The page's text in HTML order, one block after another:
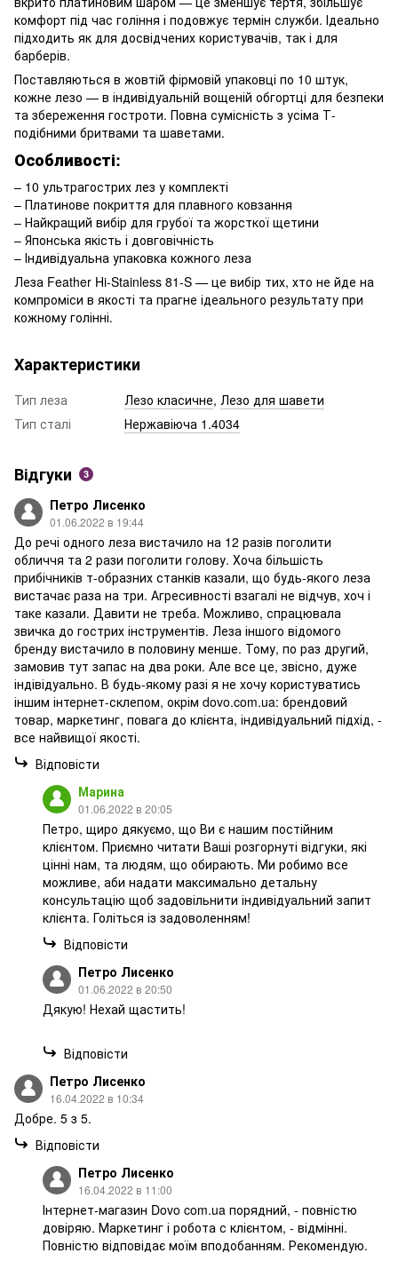
комфорт під час гоління і подовжує термін служби. Ідеально
підходить як для досвідчених користувачів, так і для
барберів.
Поставляються в жовтій фірмовій упаковці по 10 штук,
кожне лезо — в індивідуальній вощеній обгортці для безпеки
та збереження гостроти. Повна сумісність з усіма Т-
подібними бритвами та шаветами.
Особливості:
– 10 ультрагострих лез у комплекті
– Платинове покриття для плавного ковзання
– Найкращий вибір для грубої та жорсткої щетини
– Японська якість і довговічність
– Індивідуальна упаковка кожного леза
Леза Feather Hi-Stainless 81-S — це вибір тих, хто не йде на
компроміси в якості та прагне ідеального результату при
кожному голінні.
Характеристики
Тип леза Лезо класичне, Лезо для шавети
Тип сталі
Нержавіюча 1.4034
Відгуки 3
Петро Лисенко
01.06.2022 в 19:44
До речі одного леза вистачило на 12 разів поголити
обличчя та 2 рази поголити голову. Хоча більшість
прибічників т-образних станків казали, що будь-якого леза
вистачає раза на три. Агресивності взагалі не відчув, хоч і
таке казали. Давити не треба. Можливо, спрацювала
звичка до гострих інструментів. Леза іншого відомого
бренду вистачило в половину менше. Тому, по раз другий,
замовив тут запас на два роки. Але все це, звісно, дуже
індівідуально. В будь-якому разі я не хочу користуватись
іншим інтернет-склепом, окрім dovo.com.ua: брендовий
товар, маркетинг, повага до клієнта, індивідуальний підхід, -
все найвищої якості.
Відповісти
Марина
01.06.2022 в 20:05
Петро, щиро дякуємо, що Ви є нашим постійним
клієнтом. Приємно читати Ваші розгорнуті відгуки, які
цінні нам, та людям, що обирають. Ми робимо все
можливе, аби надати максимально детальну
консультацію щоб задовільнити індивідуальний запит
клієнта. Голіться із задоволенням!
Відповісти
Петро Лисенко
01.06.2022 в 20:50
Дякую! Нехай щастить!
Відповісти
Петро Лисенко
16.04.2022 в 10:34
Добре. 5 з 5.
Відповісти
Петро Лисенко
16.04.2022 в 11:00
Інтернет-магазин Dovo com.ua порядний, - повністю
довіряю. Маркетинг і робота с клієнтом, - відмінні.
Повністю відповідає моїм вподобанням. Рекомендую.